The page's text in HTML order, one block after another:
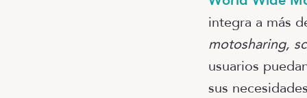
integra a más
motosharing,
usuarios
sus